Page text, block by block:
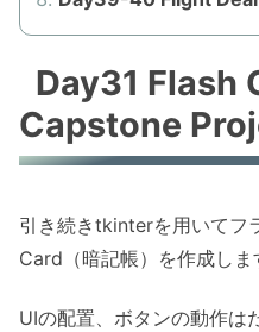
Day31 Flash
Capstone
引き続きtkinterを用いてフ
Card（暗記帳）を作成しま
UIの配置、ボタンの動作は